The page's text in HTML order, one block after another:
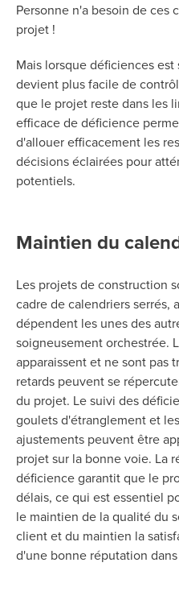
Personne n'a besoin de ces
projet !
Mais lorsque déficiences
devient plus facile de
que le projet reste dans les
efficace de déficience
d'allouer efficacement les
décisions éclairées pour
potentiels.
Maintien du
Les projets de construction
cadre de calendriers serrés,
dépendent les unes des
soigneusement orchestrée.
apparaissent et ne sont pas
retards peuvent se
du projet. Le suivi des
goulets d'étranglement et
ajustements peuvent être
projet sur la bonne voie. La
déficience garantit que le
délais, ce qui est essentiel
le maintien de la qualité du
client et du maintien la
d'une bonne réputation